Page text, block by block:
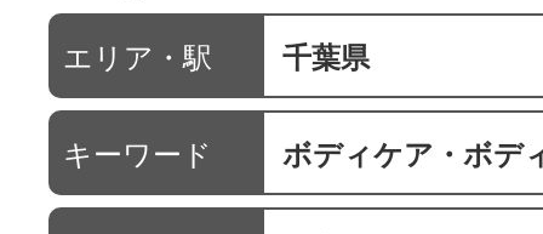
駅・路線か
通信講座を
エリア・駅 千葉県
キーワード ボディケア・ボディ